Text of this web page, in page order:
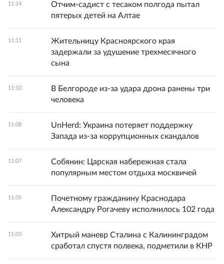
11:14
Отчим-садист с тесаком полгода пытал
пятерых детей на Алтае
11:11
Жительницу Красноярского края
задержали за удушение трехмесячного
сына
11:10
В Белгороде из-за удара дрона ранены три
человека
11:08
UnHerd: Украина потеряет поддержку
Запада из-за коррупционных скандалов
11:07
Собянин: Царская набережная стала
популярным местом отдыха москвичей
11:05
Почетному гражданину Краснодара
Александру Рогачеву исполнилось 102 года
11:03
Хитрый маневр Сталина с Калининградом
сработал спустя полвека, подметили в КНР